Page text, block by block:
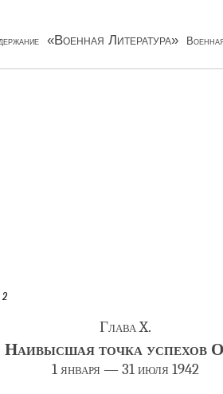
«Военная Литература»
Глава X.
Наивысшая точка успехов
1 января — 31 июля 1942